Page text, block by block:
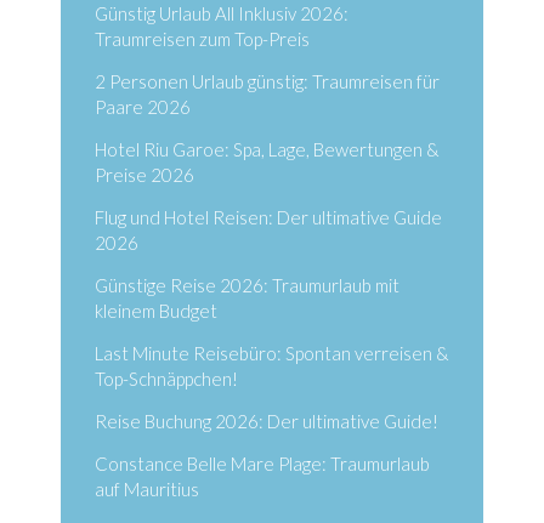
Günstig Urlaub All Inklusiv 2026:
Traumreisen zum Top-Preis
2 Personen Urlaub günstig: Traumreisen für
Paare 2026
Hotel Riu Garoe: Spa, Lage, Bewertungen &
Preise 2026
Flug und Hotel Reisen: Der ultimative Guide
2026
Günstige Reise 2026: Traumurlaub mit
kleinem Budget
Last Minute Reisebüro: Spontan verreisen &
Top-Schnäppchen!
Reise Buchung 2026: Der ultimative Guide!
Constance Belle Mare Plage: Traumurlaub
auf Mauritius